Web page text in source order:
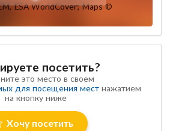
посетить?
это место в своем
для посещения мест нажатием
на кнопку ниже
Хочу посетить